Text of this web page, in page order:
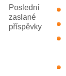
Poslední
zaslané
příspěvky